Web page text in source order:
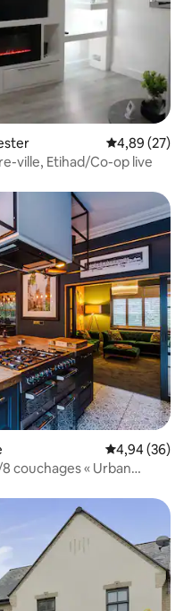
Évaluation
4,89 (27)
ville, Etihad/Co-op live
Évaluation
4,94 (36)
couchages « Urban
appréciés